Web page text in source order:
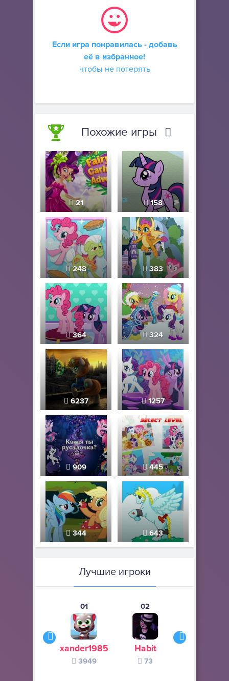
Если игра понравилась - добавь
её в избранное!
чтобы не потерять
Похожие игры
21 158
248 383
364 324
6237 1257
909 445
344 643
Лучшие игроки
01
xander1985
3949
02
Habit
73